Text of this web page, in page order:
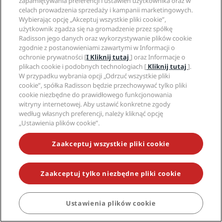
celach prowadzenia sprzedaży i kampanii marketingowych.
Wybierając opcję „Akceptuj wszystkie pliki cookie”,
użytkownik zgadza się na gromadzenie przez spółkę
Radisson jego danych oraz wykorzystywanie plików cookie
zgodnie z postanowieniami zawartymi w Informacji o
ochronie prywatności [I Kliknij tutaj] oraz Informacje o
plikach cookie i podobnych technologiach [ Kliknij tutaj].
W przypadku wybrania opcji „Odrzuć wszystkie pliki
cookie”, spółka Radisson będzie przechowywać tylko pliki
cookie niezbędne do prawidłowego funkcjonowania
witryny internetowej. Aby ustawić konkretne zgody
według własnych preferencji, należy kliknąć opcję
„Ustawienia plików cookie”.
Zaakceptuj wszystkie pliki cookie
Zaakceptuj tylko niezbędne pliki cookie
Ustawienia plików cookie